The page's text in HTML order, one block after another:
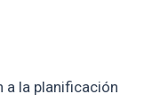
a la planificación